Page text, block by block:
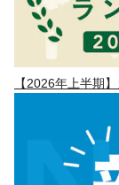
【2026年上半期